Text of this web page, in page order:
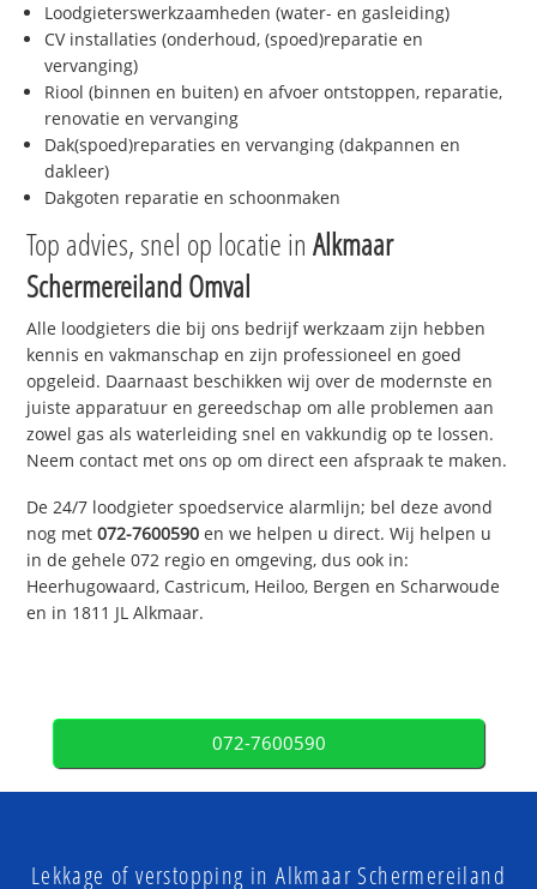
Loodgieterswerkzaamheden (water- en gasleiding)
CV installaties (onderhoud, (spoed)reparatie en
vervanging)
Riool (binnen en buiten) en afvoer ontstoppen, reparatie,
renovatie en vervanging
Dak(spoed)reparaties en vervanging (dakpannen en
dakleer)
Dakgoten reparatie en schoonmaken
Top advies, snel op locatie inAlkmaar
Schermereiland Omval
Alle loodgieters die bij ons bedrijf werkzaam zijn hebben
kennis en vakmanschap en zijn professioneel en goed
opgeleid. Daarnaast beschikken wij over de modernste en
juiste apparatuur en gereedschap om alle problemen aan
zowel gas als waterleiding snel en vakkundig op te lossen.
Neem contact met ons op om direct een afspraak te maken.
De 24/7 loodgieter spoedservice alarmlijn; bel deze avond
nog met072-7600590 en we helpen u direct. Wij helpen u
in de gehele 072 regio en omgeving, dus ook in:
Heerhugowaard, Castricum, Heiloo, Bergen en Scharwoude
en in 1811 JL Alkmaar.
072-7600590
Lekkage of verstopping in Alkmaar Schermereiland